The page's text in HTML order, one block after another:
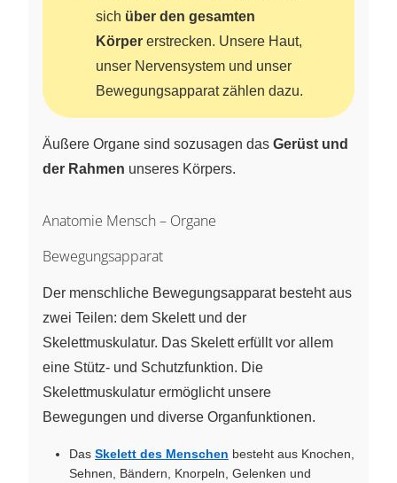
sich über den gesamten
Körper erstrecken. Unsere Haut,
unser Nervensystem und unser
Bewegungsapparat zählen dazu.
Äußere Organe sind sozusagen das Gerüst und
der Rahmen unseres Körpers.
Anatomie Mensch – Organe
Bewegungsapparat
Der menschliche Bewegungsapparat besteht aus
zwei Teilen: dem Skelett und der
Skelettmuskulatur. Das Skelett erfüllt vor allem
eine Stütz- und Schutzfunktion. Die
Skelettmuskulatur ermöglicht unsere
Bewegungen und diverse Organfunktionen.
Das Skelett des Menschen besteht aus Knochen,
Sehnen, Bändern, Knorpeln, Gelenken und